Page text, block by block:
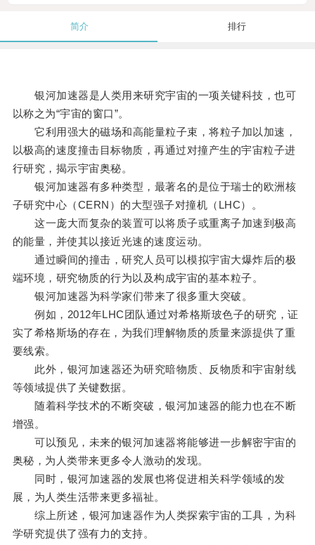
简介 排行
银河加速器是人类用来研究宇宙的一项关键科技，也可
以称之为“宇宙的窗口”。
它利用强大的磁场和高能量粒子束，将粒子加以加速，
以极高的速度撞击目标物质，再通过对撞产生的宇宙粒子进
行研究，揭示宇宙奥秘。
银河加速器有多种类型，最著名的是位于瑞士的欧洲核
子研究中心（CERN）的大型强子对撞机（LHC）。
这一庞大而复杂的装置可以将质子或重离子加速到极高
的能量，并使其以接近光速的速度运动。
通过瞬间的撞击，研究人员可以模拟宇宙大爆炸后的极
端环境，研究物质的行为以及构成宇宙的基本粒子。
银河加速器为科学家们带来了很多重大突破。
例如，2012年LHC团队通过对希格斯玻色子的研究，证
实了希格斯场的存在，为我们理解物质的质量来源提供了重
要线索。
此外，银河加速器还为研究暗物质、反物质和宇宙射线
等领域提供了关键数据。
随着科学技术的不断突破，银河加速器的能力也在不断
增强。
可以预见，未来的银河加速器将能够进一步解密宇宙的
奥秘，为人类带来更多令人激动的发现。
同时，银河加速器的发展也将促进相关科学领域的发
展，为人类生活带来更多福祉。
综上所述，银河加速器作为人类探索宇宙的工具，为科
学研究提供了强有力的支持。